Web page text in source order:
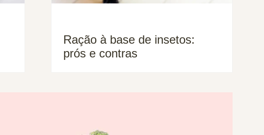
Ração à base de insetos:
prós e contras